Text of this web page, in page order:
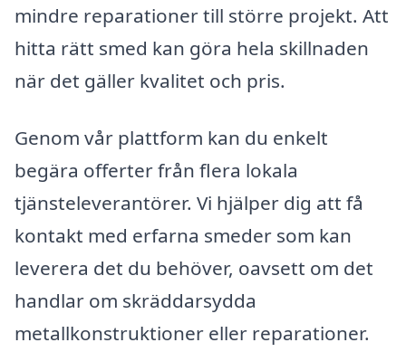
mindre reparationer till större projekt. Att
hitta rätt smed kan göra hela skillnaden
när det gäller kvalitet och pris.
Genom vår plattform kan du enkelt
begära offerter från flera lokala
tjänsteleverantörer. Vi hjälper dig att få
kontakt med erfarna smeder som kan
leverera det du behöver, oavsett om det
handlar om skräddarsydda
metallkonstruktioner eller reparationer.